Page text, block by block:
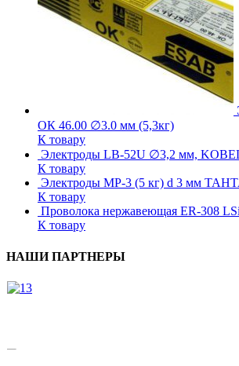
ОК 46.00 ∅3.0 мм (5,3кг)
К товару
Электроды LB-52U ∅3,2 мм,
К товару
Электроды МР-3 (5 кг) d 3 мм
К товару
Проволока нержавеющая ER-308
К товару
НАШИ ПАРТНЕРЫ